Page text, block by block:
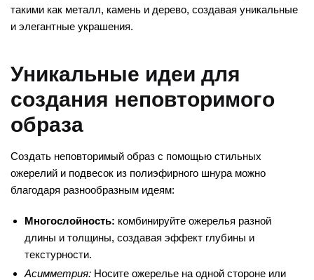
такими как металл, камень и дерево, создавая уникальные
и элегантные украшения.
Уникальные идеи для
создания неповторимого
образа
Создать неповторимый образ с помощью стильных
ожерелий и подвесок из полиэфирного шнура можно
благодаря разнообразным идеям:
Многослойность: комбинируйте ожерелья разной
длины и толщины, создавая эффект глубины и
текстурности.
Асимметрия: Носите ожерелье на одной стороне или